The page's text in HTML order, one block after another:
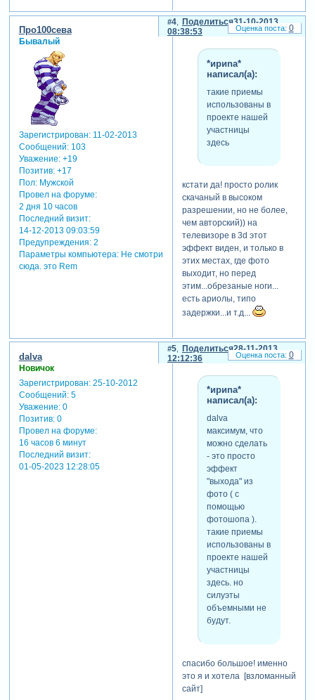
Поделиться
4
31-10-2013
08:38:53
Про100сева
Бывалый
Зарегистрирован: 11-02-2013
Сообщений:103
Уважение: +19
Позитив: +17
Пол:Мужской
Провел на форуме:
2 дня 10 часов
Последний визит:
14-12-2013 09:03:59
Предупреждения:2
Параметры компьютера:Не смотри
сюда. это Rem
*ириnа*
написал(а):
такие приемы
использованы в
проекте нашей
участницы
здесь
кстати да! просто ролик
скачаный в высоком
разрешении, но не более,
чем авторский)) на
телевизоре в 3d этот
эффект виден, и только в
этих местах, где фото
выходит, но перед
этим...обрезаные ноги...
есть ариолы, типо
задержки...и т.д...
0
Поделиться
5
28-11-2013
12:12:36
dalva
Новичок
Зарегистрирован: 25-10-2012
Сообщений:5
Уважение: 0
Позитив: 0
Провел на форуме:
16 часов 6 минут
Последний визит:
01-05-2023 12:28:05
*ириnа*
написал(а):
dalva
максимум, что
можно сделать
- это просто
эффект
"выхода" из
фото ( с
помощью
фотошопа ).
такие приемы
использованы в
проекте нашей
участницы
здесь. но
силуэты
объемными не
будут.
спасибо большое! именно
это я и хотела [взломанный
сайт]
0